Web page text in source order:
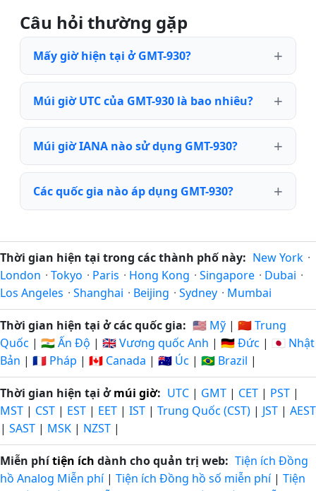
Câu hỏi thường gặp
Mấy giờ hiện tại ở GMT-930?
Múi giờ UTC của GMT-930 là bao nhiêu?
Múi giờ IANA nào sử dụng GMT-930?
Các quốc gia nào áp dụng GMT-930?
Thời gian hiện tại trong các thành phố này: New York ·
London · Tokyo · Paris · Hong Kong · Singapore · Dubai ·
Los Angeles · Shanghai · Beijing · Sydney · Mumbai
Thời gian hiện tại ở các quốc gia: 🇺🇸 Mỹ | 🇨🇳 Trung
Quốc | 🇮🇳 Ấn Độ | 🇬🇧 Vương quốc Anh | 🇩🇪 Đức | 🇯🇵 Nhật
Bản | 🇫🇷 Pháp | 🇨🇦 Canada | 🇦🇺 Úc | 🇧🇷 Brazil |
Thời gian hiện tại ởmúi giờ: UTC | GMT | CET | PST |
MST | CST | EST | EET | IST | Trung Quốc (CST) | JST | AEST
| SAST | MSK | NZST |
Miễn phítiện ích dành cho quản trị web: Tiện ích Đồng
hồ Analog Miễn phí| Tiện ích Đồng hồ số miễn phí| Tiện